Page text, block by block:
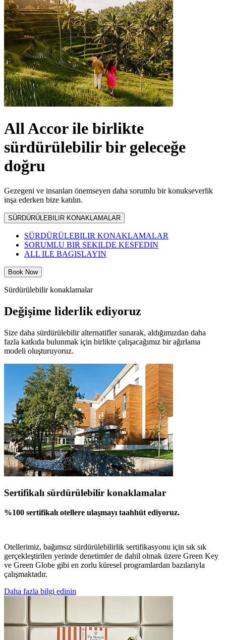
All Accor ile birlikte
sürdürülebilir bir geleceğe
doğru
Gezegeni ve insanları önemseyen daha sorumlu bir konukseverlik
inşa ederken bize katılın.
SÜRDÜRÜLEBILIR KONAKLAMALAR
SÜRDÜRÜLEBILIR KONAKLAMALAR
SORUMLU BIR SEKILDE KESFEDIN
ALL ILE BAGISLAYIN
Book Now
Sürdürülebilir konaklamalar
Değişime liderlik ediyoruz
Size daha sürdürülebilir alternatifler sunarak, aldığımızdan daha
fazla katkıda bulunmak için birlikte çalışacağımız bir ağırlama
modeli oluşturuyoruz.
Sertifikalı sürdürülebilir konaklamalar
%100 sertifikalı otellere ulaşmayı taahhüt ediyoruz.
Otellerimiz, bağımsız sürdürülebilirlik sertifikasyonu için sık sık
gerçekleştirilen yerinde denetimler de dahil olmak üzere Green Key
ve Green Globe gibi en zorlu küresel programlardan bazılarıyla
çalışmaktadır.
Daha fazla bilgi edinin